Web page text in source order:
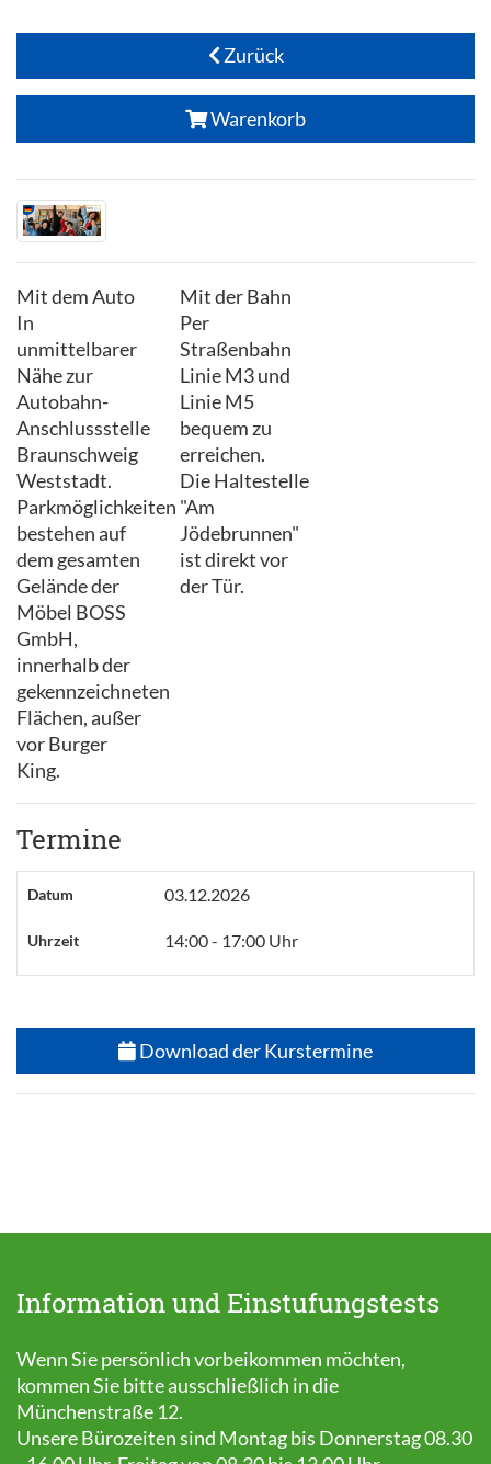
Zurück
Warenkorb
Mit dem Auto
In
unmittelbarer
Nähe zur
Autobahn-
Anschlussstelle
Braunschweig
Weststadt.
Parkmöglichkeiten
bestehen auf
dem gesamten
Gelände der
Möbel BOSS
GmbH,
innerhalb der
gekennzeichneten
Flächen, außer
vor Burger
King.
Mit der Bahn
Per
Straßenbahn
Linie M3 und
Linie M5
bequem zu
erreichen.
Die Haltestelle
"Am
Jödebrunnen"
ist direkt vor
der Tür.
Termine
Datum 03.12.2026
Uhrzeit 14:00 - 17:00 Uhr
Download der Kurstermine
Information und Einstufungstests
Wenn Sie persönlich vorbeikommen möchten,
kommen Sie bitte ausschließlich in die
Münchenstraße 12.
Unsere Bürozeiten sind Montag bis Donnerstag 08.30